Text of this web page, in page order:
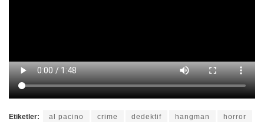
Etiketler: al pacino crime dedektif hangman horror